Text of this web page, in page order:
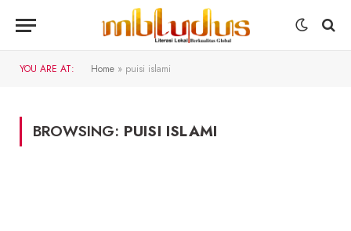
YOU ARE AT: Home » puisi islami
BROWSING: PUISI ISLAMI